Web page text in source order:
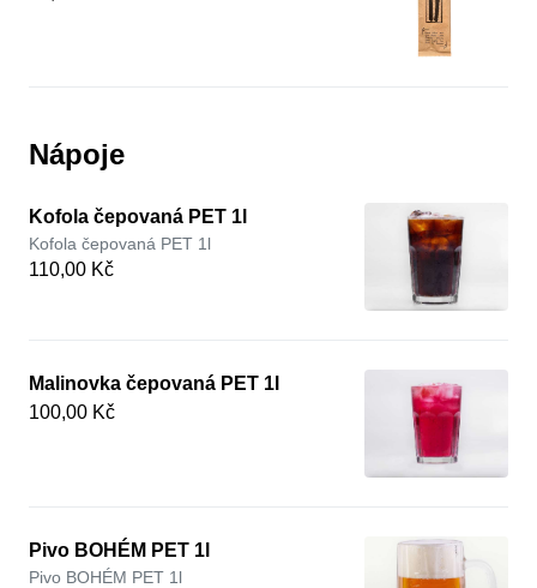
Nápoje
Kofola čepovaná PET 1l
Kofola čepovaná PET 1l
110,00 Kč
Malinovka čepovaná PET 1l
100,00 Kč
Pivo BOHÉM PET 1l
Pivo BOHÉM PET 1l